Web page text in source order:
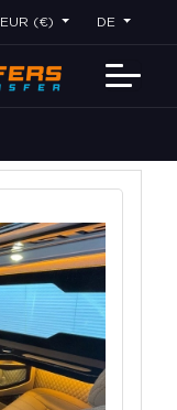
EUR (€) DE